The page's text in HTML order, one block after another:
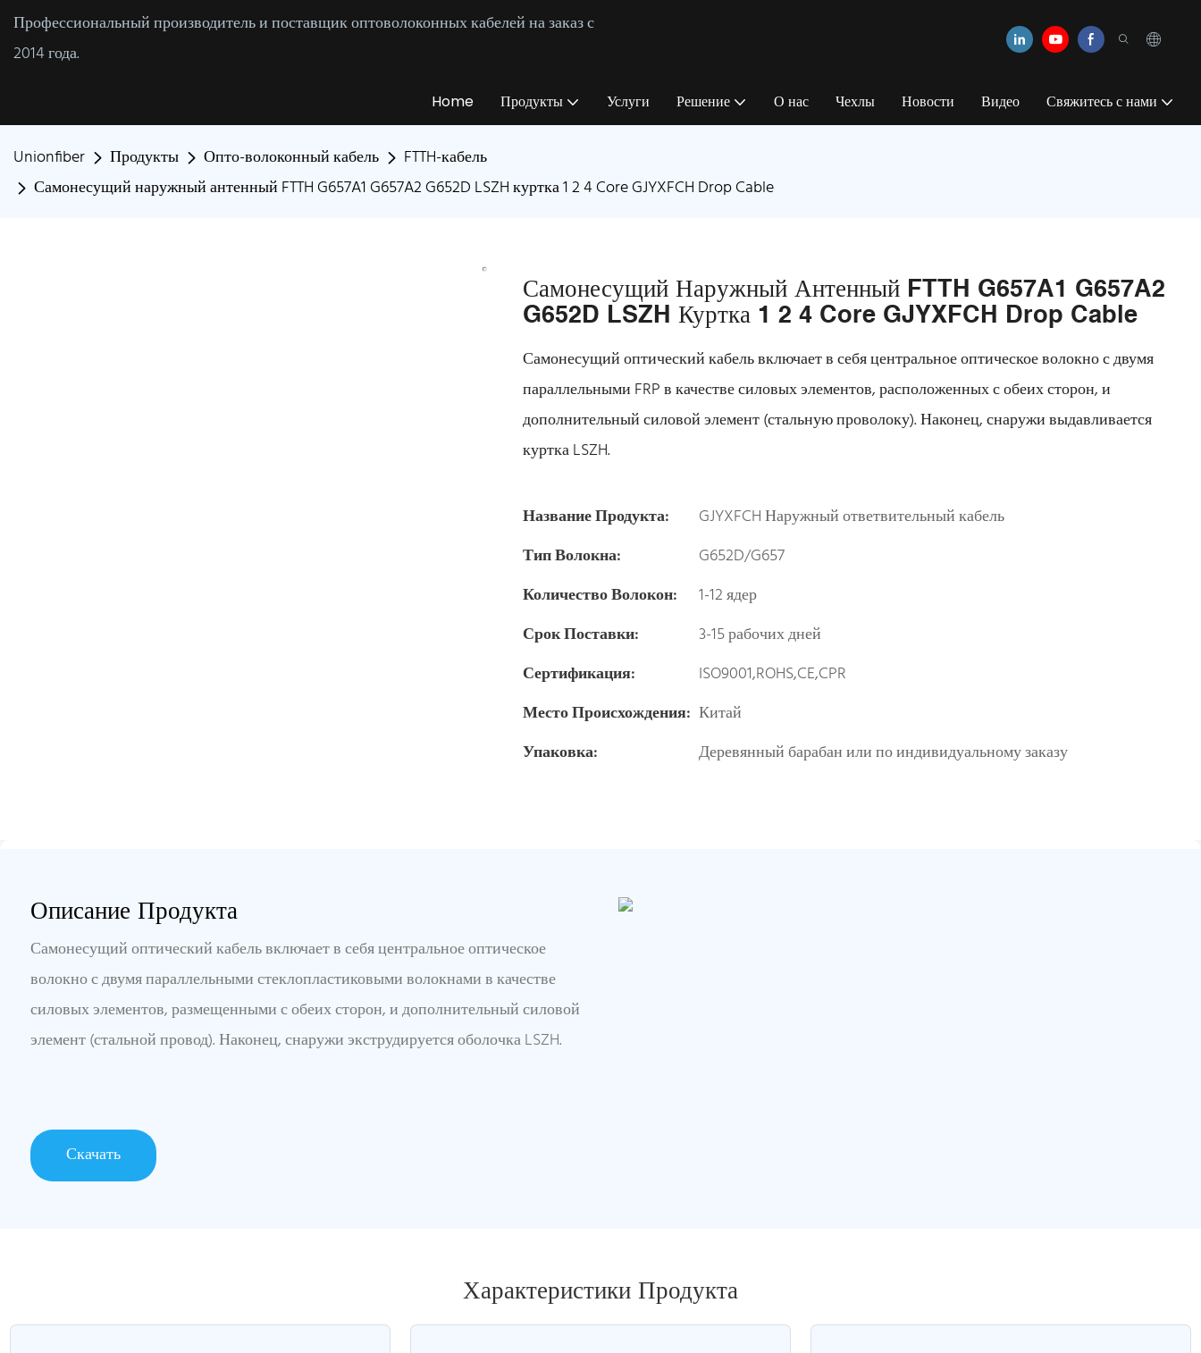
Профессиональный производитель и поставщик оптоволоконных кабелей на заказ с
2014 года.
Home Продукты Услуги Решение О нас Чехлы Новости Видео Свяжитесь с нами
Unionfiber Продукты Опто-волоконный кабель
FTTH-кабель
Самонесущий наружный антенный FTTH G657A1 G657A2 G652D LSZH куртка 1 2 4 Core GJYXFCH Drop Cable
Самонесущий Наружный Антенный FTTH G657A1 G657A2
G652D LSZH Куртка 1 2 4 Core GJYXFCH Drop Cable
Самонесущий оптический кабель включает в себя центральное оптическое волокно с двумя
параллельными FRP в качестве силовых элементов, расположенных с обеих сторон, и
дополнительный силовой элемент (стальную проволоку). Наконец, снаружи выдавливается
куртка LSZH.
Название Продукта:
GJYXFCH Наружный ответвительный кабель
Тип Волокна:
G652D/G657
Количество Волокон:
1-12 ядер
Срок Поставки:
3-15 рабочих дней
Сертификация:
ISO9001,ROHS,CE,CPR
Место Происхождения: Китай
Упаковка:
Деревянный барабан или по индивидуальному заказу
Описание Продукта
Самонесущий оптический кабель включает в себя центральное оптическое
волокно с двумя параллельными стеклопластиковыми волокнами в качестве
силовых элементов, размещенными с обеих сторон, и дополнительный силовой
элемент (стальной провод). Наконец, снаружи экструдируется оболочка LSZH.
Скачать
Характеристики Продукта